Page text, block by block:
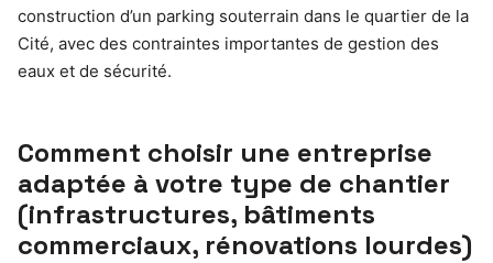
construction d’un parking souterrain dans le quartier de la
Cité, avec des contraintes importantes de gestion des
eaux et de sécurité.
Comment choisir une entreprise
adaptée à votre type de chantier
(infrastructures, bâtiments
commerciaux, rénovations lourdes)